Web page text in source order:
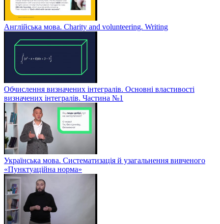
Англійська мова. Charity and volunteering. Writing
Обчислення визначених інтегралів. Основні властивості
визначених інтегралів. Частина №1
Українська мова. Систематизація й узагальнення вивченого
«Пунктуаційна норма»